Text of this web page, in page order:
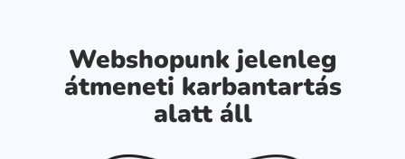
Webshopunk jelenleg
átmeneti karbantartás
alatt áll